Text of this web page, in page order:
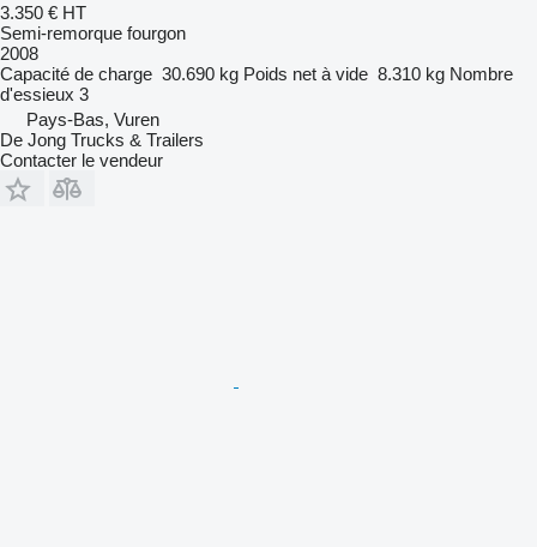
3.350 € HT
Semi-remorque fourgon
2008
Capacité de charge 30.690 kg Poids net à vide 8.310 kg Nombre
d'essieux 3
Pays-Bas, Vuren
De Jong Trucks & Trailers
Contacter le vendeur